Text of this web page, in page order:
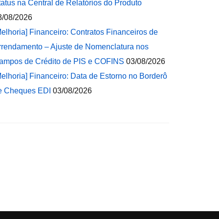
na Central de Relatórios do Produto
08/2026
Financeiro: Contratos Financeiros de
– Ajuste de Nomenclatura nos
de Crédito de PIS e COFINS 03/08/2026
Financeiro: Data de Estorno no Borderô
Cheques EDI 03/08/2026